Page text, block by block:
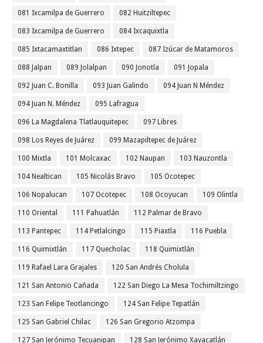
081 Ixcamilpa de Guerrero 082 Huitziltepec
083 Ixcamilpa de Guerrero 084 Ixcaquixtla
085 Ixtacamaxtitlan 086 Ixtepec 087 Izúcar de Matamoros
088 Jalpan 089 Jolalpan 090 Jonotla 091 Jopala
092 Juan C. Bonilla 093 Juan Galindo 094 Juan N Méndez
094 Juan N. Méndez 095 Lafragua
096 La Magdalena Tlatlauquitepec 097 Libres
098 Los Reyes de Juárez 099 Mazapiltepec de Juárez
100 Mixtla 101 Molcaxac 102 Naupan 103 Nauzontla
104 Nealtican 105 Nicolás Bravo 105 Ocotepec
106 Nopalucan 107 Ocotepec 108 Ocoyucan 109 Olintla
110 Oriental 111 Pahuatlán 112 Palmar de Bravo
113 Pantepec 114 Petlalcingo 115 Piaxtla 116 Puebla
116 Quimixtlán 117 Quecholac 118 Quimixtlán
119 Rafael Lara Grajales 120 San Andrés Cholula
121 San Antonio Cañada 122 San Diego La Mesa Tochimiltzingo
123 San Felipe Teotlancingo 124 San Felipe Tepatlán
125 San Gabriel Chilac 126 San Gregorio Atzompa
127 San Jerónimo Tecuanipan 128 San Jerónimo Xayacatlán